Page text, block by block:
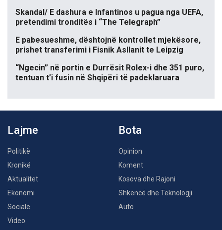
Skandal/ E dashura e Infantinos u pagua nga UEFA,
pretendimi tronditës i “The Telegraph”
E pabesueshme, dështojnë kontrollet mjekësore,
prishet transferimi i Fisnik Asllanit te Leipzig
“Ngecin” në portin e Durrësit Rolex-i dhe 351 puro,
tentuan t’i fusin në Shqipëri të padeklaruara
Lajme
Politikë
Kronikë
Aktualitet
Ekonomi
Sociale
Video
Bota
Opinion
Koment
Kosova dhe Rajoni
Shkencë dhe Teknologji
Auto